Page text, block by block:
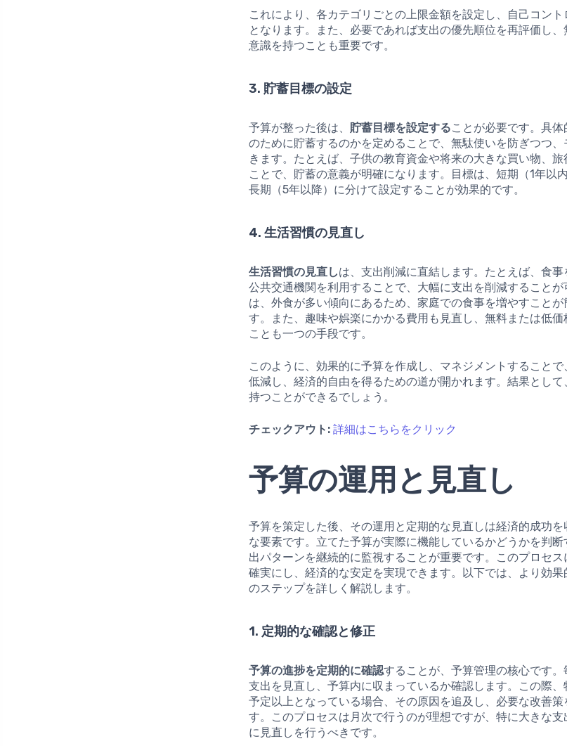
これにより、各カテゴリごとの上限金額を設定し、自己コン
となります。また、必要であれば支出の優先順位を再評価し
意識を持つことも重要です。
3. 貯蓄目標の設定
予算が整った後は、 貯蓄目標を設定することが必要です。具
のために貯蓄するのかを定めることで、無駄使いを防ぎつつ
きます。たとえば、子供の教育資金や将来の大きな買い物、
ことで、貯蓄の意義が明確になります。目標は、短期（1年以
長期（5年以降）に分けて設定することが効果的です。
4. 生活習慣の見直し
生活習慣の見直しは、支出削減に直結します。たとえば、食事
公共交通機関を利用することで、大幅に支出を削減すること
は、外食が多い傾向にあるため、家庭での食事を増やすことが
す。また、趣味や娯楽にかかる費用も見直し、無料または低
ことも一つの手段です。
このように、効果的に予算を作成し、マネジメントすること
低減し、経済的自由を得るための道が開かれます。結果とし
持つことができるでしょう。
チェックアウト: 詳細はこちらをクリック
予算の運用と見直し
予算を策定した後、その運用と定期的な見直しは経済的成功
な要素です。立てた予算が実際に機能しているかどうかを判
出パターンを継続的に監視することが重要です。このプロセ
確実にし、経済的な安定を実現できます。以下では、より効
のステップを詳しく解説します。
1. 定期的な確認と修正
予算の進捗を定期的に確認することが、予算管理の核心です
支出を見直し、予算内に収まっているか確認します。この際
予定以上となっている場合、その原因を追及し、必要な改善
す。このプロセスは月次で行うのが理想ですが、特に大きな
に見直しを行うべきです。